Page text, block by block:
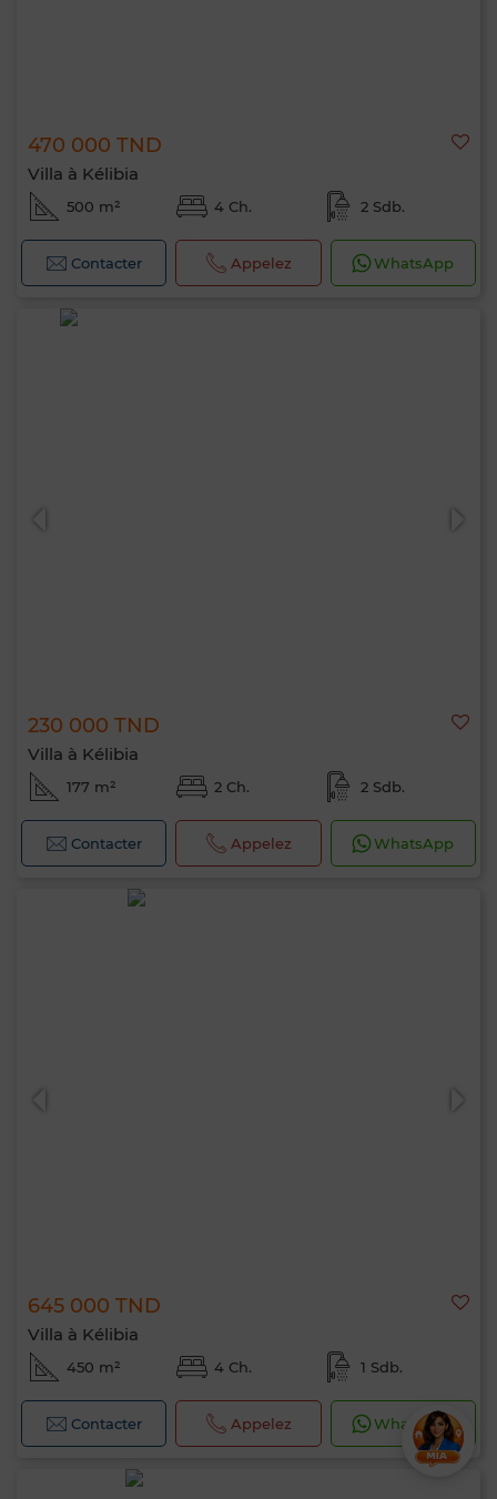
470 000 TND
Villa à Kélibia
500 m² 4 Ch. 2 Sdb.
Contacter Appelez WhatsApp
230 000 TND
Villa à Kélibia
177 m² 2 Ch. 2 Sdb.
Contacter Appelez WhatsApp
645 000 TND
Villa à Kélibia
450 m² 4 Ch. 1 Sdb.
Contacter Appelez WhatsApp